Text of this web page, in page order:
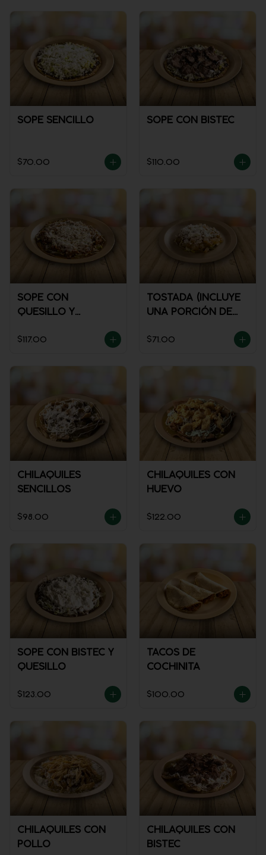
SOPE SENCILLO
$70.00
SOPE CON BISTEC
$110.00
SOPE CON
QUESILLO Y
$117.00
TOSTADA (INCLUYE
UNA PORCIÓN DE
$71.00
CHILAQUILES
SENCILLOS
$98.00
CHILAQUILES CON
HUEVO
$122.00
SOPE CON BISTEC Y
QUESILLO
$123.00
TACOS DE
COCHINITA
$100.00
CHILAQUILES CON
POLLO
CHILAQUILES CON
BISTEC